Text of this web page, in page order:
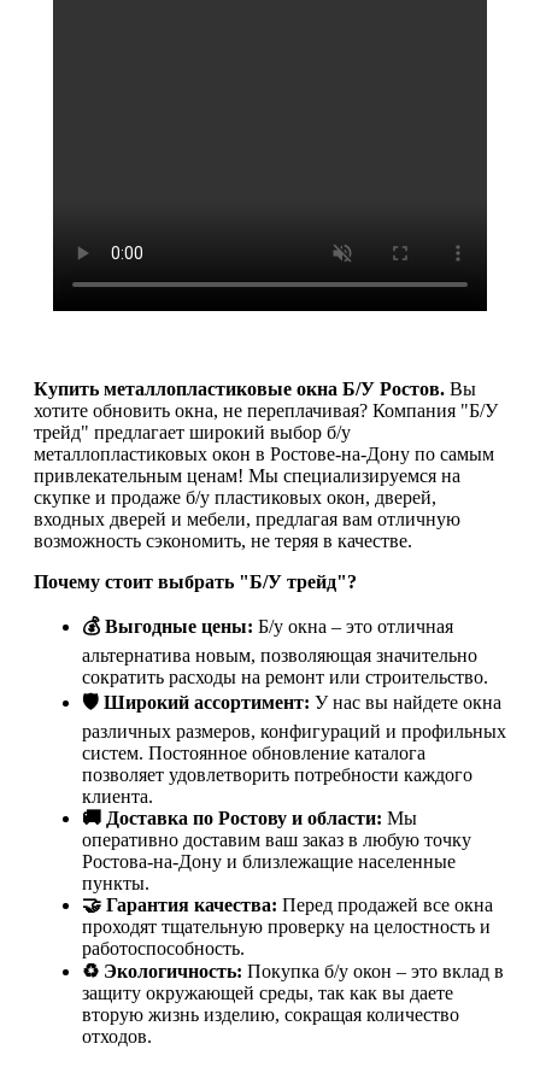
Купить металлопластиковые окна Б/У Ростов. Вы
хотите обновить окна, не переплачивая? Компания "Б/У
трейд" предлагает широкий выбор б/у
металлопластиковых окон в Ростове-на-Дону по самым
привлекательным ценам! Мы специализируемся на
скупке и продаже б/у пластиковых окон, дверей,
входных дверей и мебели, предлагая вам отличную
возможность сэкономить, не теряя в качестве.
Почему стоит выбрать "Б/У трейд"?
💰 Выгодные цены: Б/у окна – это отличная
альтернатива новым, позволяющая значительно
сократить расходы на ремонт или строительство.
🛡️ Широкий ассортимент: У нас вы найдете окна
различных размеров, конфигураций и профильных
систем. Постоянное обновление каталога
позволяет удовлетворить потребности каждого
клиента.
🚚 Доставка по Ростову и области: Мы
оперативно доставим ваш заказ в любую точку
Ростова-на-Дону и близлежащие населенные
пункты.
🤝 Гарантия качества: Перед продажей все окна
проходят тщательную проверку на целостность и
работоспособность.
♻️ Экологичность: Покупка б/у окон – это вклад в
защиту окружающей среды, так как вы даете
вторую жизнь изделию, сокращая количество
отходов.